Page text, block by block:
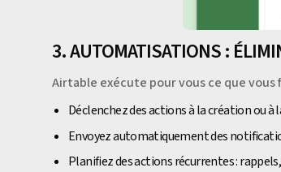
3. AUTOMATISATIONS :
Airtable exécute pour vous ce que vous
Déclenchez des actions à la création ou
Envoyez automatiquement des
Planifiez des actions récurrentes :